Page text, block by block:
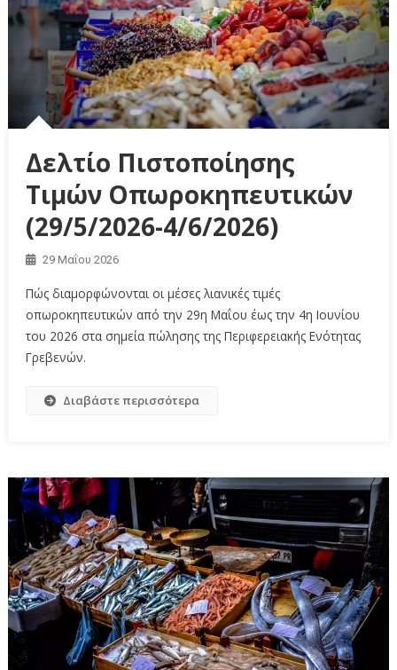
Δελτίο Πιστοποίησης
Τιμών Οπωροκηπευτικών
(29/5/2026-4/6/2026)
29 Μαΐου 2026
Πώς διαμορφώνονται οι μέσες λιανικές τιμές
οπωροκηπευτικών από την 29η Μαΐου έως την 4η Ιουνίου
του 2026 στα σημεία πώλησης της Περιφερειακής Ενότητας
Γρεβενών.
Διαβάστε περισσότερα